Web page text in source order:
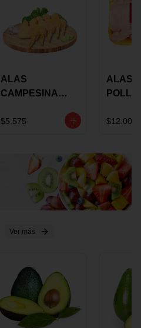
ALAS
CAMPESINA
COSTILLAR A
$5.575
ALAS
POLLO
$12.000
Ver más